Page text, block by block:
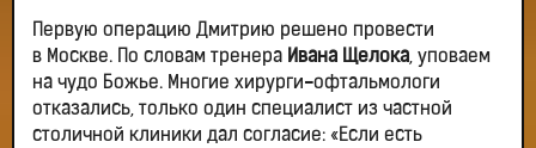
Первую операцию Дмитрию решено провести
в Москве. По словам тренера Ивана Щелока, уповаем
на чудо Божье. Многие хирурги-офтальмологи
отказались, только один специалист из частной
столичной клиники дал согласие: «Если есть